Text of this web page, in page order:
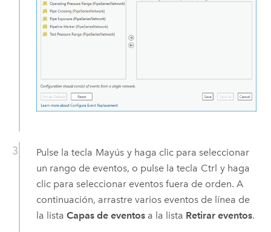
Pulse la tecla Mayús y haga clic para seleccionar
un rango de eventos, o pulse la tecla Ctrl y haga
clic para seleccionar eventos fuera de orden. A
continuación, arrastre varios eventos de línea de
la lista Capas de eventosa la lista Retirar eventos.